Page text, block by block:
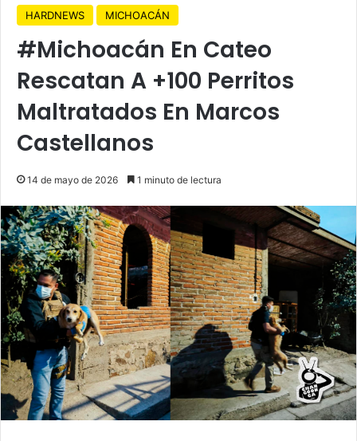
HARDNEWS MICHOACÁN
#Michoacán En Cateo
Rescatan A +100 Perritos
Maltratados En Marcos
Castellanos
14 de mayo de 2026 1 minuto de lectura